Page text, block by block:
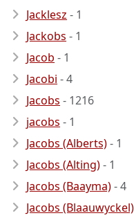
Jacklesz - 1
Jackobs - 1
Jacob - 1
Jacobi - 4
Jacobs - 1216
jacobs - 1
Jacobs (Alberts)- 1
Jacobs (Alting)- 1
Jacobs (Baayma)- 4
Jacobs (Blaauwyckel)